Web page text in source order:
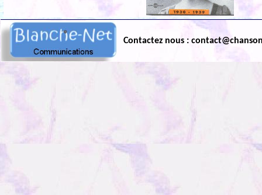
Contactez nous :